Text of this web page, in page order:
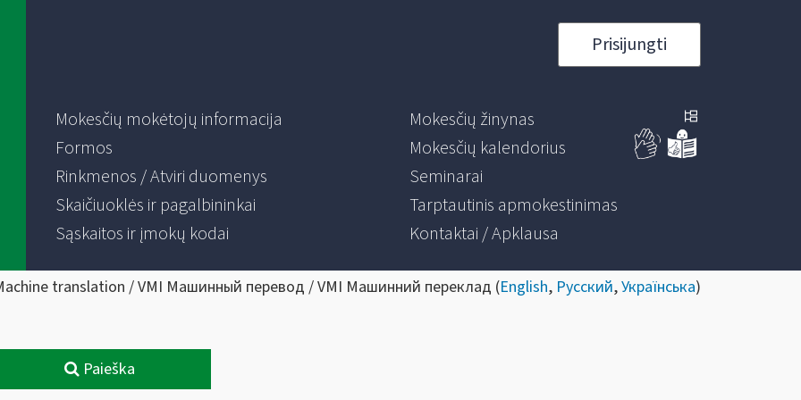
Prisijungti
Mokesčių mokėtojų informacija
Formos
Rinkmenos / Atviri duomenys
Skaičiuoklės ir pagalbininkai
Sąskaitos ir įmokų kodai
Mokesčių žinynas
Mokesčių kalendorius
Seminarai
Tarptautinis apmokestinimas
Kontaktai / Apklausa
translation / VMI Машинный перевод / VMI Машинний переклад (English, Русский,Українська)
Paieška